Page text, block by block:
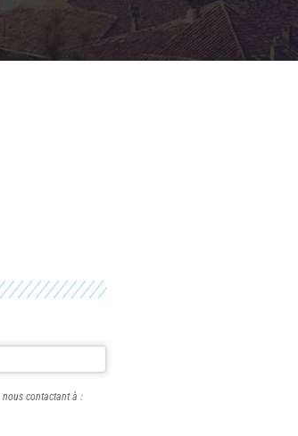
contactant à :